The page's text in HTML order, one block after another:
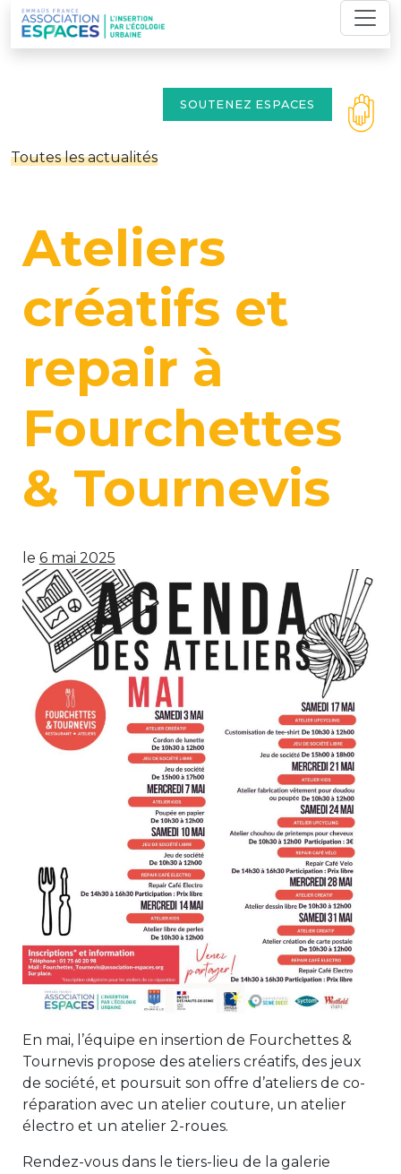
Skip
to
content
SOUTENEZ ESPACES
Toutes les actualités
Ateliers
créatifs et
repair à
Fourchettes
& Tournevis
le 6 mai 2025
En mai, l’équipe en insertion de Fourchettes &
Tournevis propose des ateliers créatifs, des jeux
de société, et poursuit son offre d’ateliers de co-
réparation avec un atelier couture, un atelier
électro et un atelier 2-roues.
Rendez-vous dans le tiers-lieu de la galerie